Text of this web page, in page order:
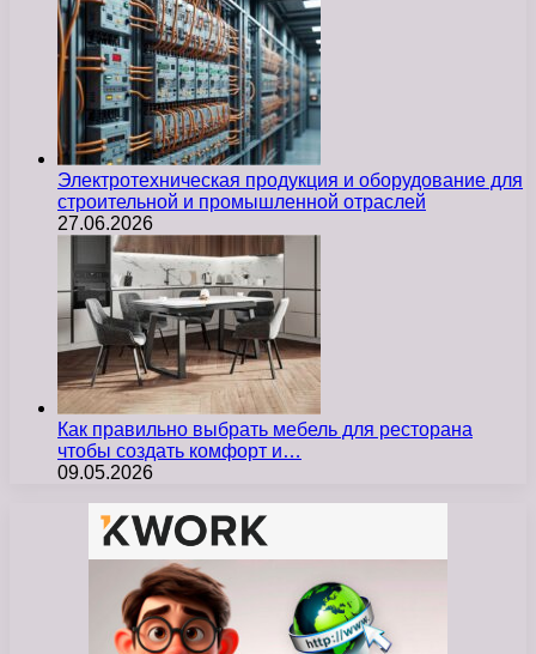
Электротехническая продукция и оборудование для
строительной и промышленной отраслей
27.06.2026
Как правильно выбрать мебель для ресторана
чтобы создать комфорт и…
09.05.2026